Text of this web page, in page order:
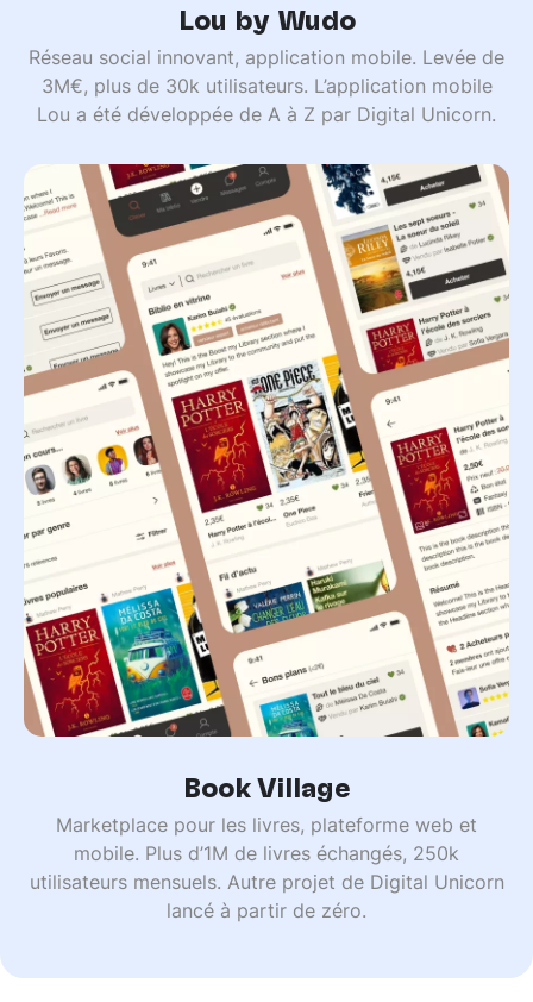
Lou by Wudo
Réseau social innovant, application mobile. Levée de
3M€, plus de 30k utilisateurs. L’application mobile
Lou a été développée de A à Z par Digital Unicorn.
Book Village
Marketplace pour les livres, plateforme web et
mobile. Plus d’1M de livres échangés, 250k
utilisateurs mensuels. Autre projet de Digital Unicorn
lancé à partir de zéro.